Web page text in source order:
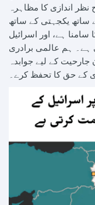
اندازی کا مظاہرہ
ساتھ یکجہتی کے ساتھ
ہے، اور اسرائیل
ہے۔ ہم عالمی برادری
کے لیے جوابدہ
کے حق کا تحفظ کرے۔